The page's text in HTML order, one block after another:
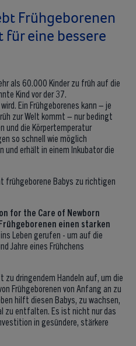
Frühgeborenen
für eine bessere
als 60.000 Kinder zu früh auf die
Kind vor der 37.
Ein Frühgeborenes kann – je
zur Welt kommt – nur bedingt
und die Körpertemperatur
so schnell wie möglich
erhält in einem Inkubator die
frühgeborene Babys zu richtigen
for the Care of Newborn
einen starken
ins Leben gerufen - um auf die
Jahre eines Frühchens
dringendem Handeln auf, um die
Frühgeborenen von Anfang an zu
hilft diesen Babys, zu wachsen,
zu entfalten. Es ist nicht nur das
in gesündere, stärkere